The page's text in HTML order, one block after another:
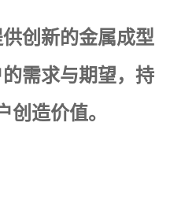
创新的金属成型
需求与期望， 持
创造价值。